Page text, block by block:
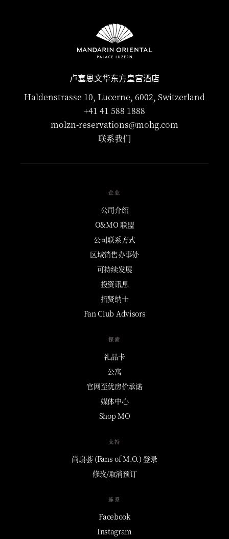
卢塞恩文华东方皇宫酒店
Haldenstrasse 10, Lucerne, 6002, Switzerland
+41 41 588 1888
molzn-reservations@mohg.com
联系我们
企业
公司介绍
O&MO 联盟
公司联系方式
区域销售办事处
可持续发展
投资讯息
招贤纳士
Fan Club Advisors
探索
礼品卡
公寓
官网至优房价承诺
媒体中心
Shop MO
支持
尚扇荟 (Fans of M.O.) 登录
修改/取消预订
连系
Facebook
Instagram